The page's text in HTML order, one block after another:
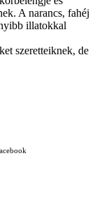
A narancs, fahéj
illatokkal
szeretteiknek, de